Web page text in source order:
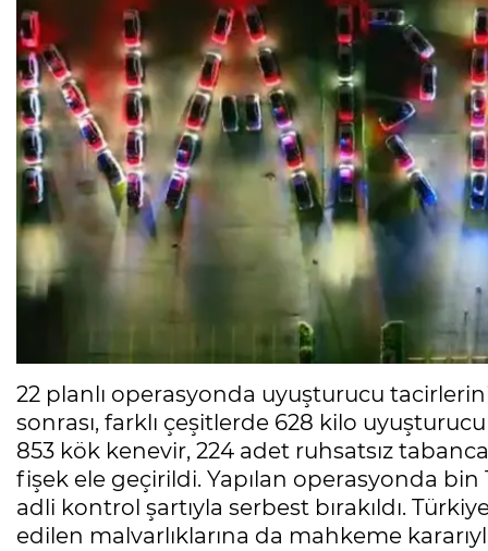
22 planlı operasyonda uyuşturucu
sonrası, farklı çeşitlerde 628 kilo
853 kök kenevir, 224 adet ruhsatsız
fişek ele geçirildi. Yapılan operasyonda
adli kontrol şartıyla serbest bırakıldı.
edilen malvarlıklarına da mahkeme